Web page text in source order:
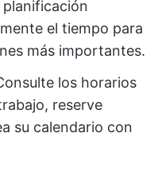
planificación
el tiempo para
más importantes.
los horarios
reserve
su calendario con